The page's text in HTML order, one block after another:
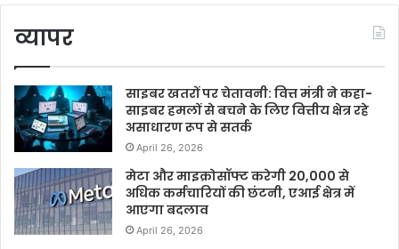
व्यापर
साइबर खतरों पर चेतावनी: वित्त मंत्री ने कहा-
साइबर हमलों से बचने के लिए वित्तीय क्षेत्र रहे
असाधारण रूप से सतर्क
April 26, 2026
मेटा और माइक्रोसॉफ्ट करेगी 20,000 से
अधिक कर्मचारियों की छंटनी, एआई क्षेत्र में
आएगा बदलाव
April 26, 2026